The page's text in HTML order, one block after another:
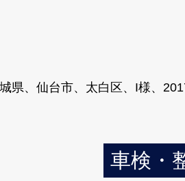
県、仙台市、太白区、I様、
車検・